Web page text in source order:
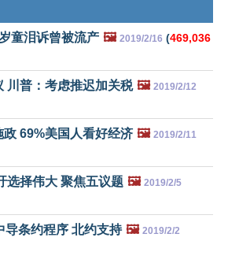
童泪诉曾被流产 🖼️ 2019/2/16 (469,036
川普：考虑推迟加关税 🖼️ 2019/2/12
69%美国人看好经济 🖼️ 2019/2/11
选择伟大 聚焦五议题 🖼️ 2019/2/5
导条约程序 北约支持 🖼️ 2019/2/2